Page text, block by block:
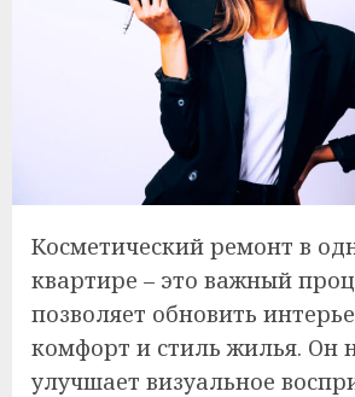
Косметический ремонт в
квартире – это важный
позволяет обновить
комфорт и стиль жилья. Он
улучшает визуальное